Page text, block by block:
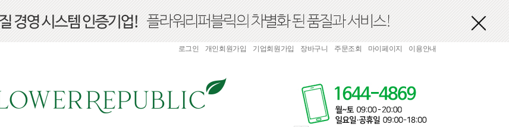
로그인 개인회원가입 기업회원가입 장바구니 주문조회 마이페이지 이용안내